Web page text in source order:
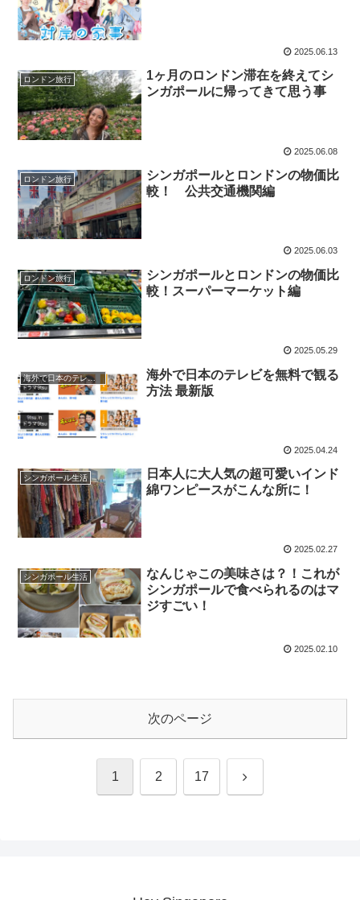
2025.06.13
ロンドン旅行
1ヶ月のロンドン滞在を終えてシ
ンガポールに帰ってきて思う事
2025.06.08
ロンドン旅行
シンガポールとロンドンの物価比
較！ 公共交通機関編
2025.06.03
ロンドン旅行
シンガポールとロンドンの物価比
較！スーパーマーケット編
2025.05.29
海外で日本のテレビを観る方法
海外で日本のテレビを無料で観る
方法 最新版
2025.04.24
シンガポール生活
日本人に大人気の超可愛いインド
綿ワンピースがこんな所に！
2025.02.27
シンガポール生活
なんじゃこの美味さは？！これが
シンガポールで食べられるのはマ
ジすごい！
2025.02.10
次のページ
1 2 17 次